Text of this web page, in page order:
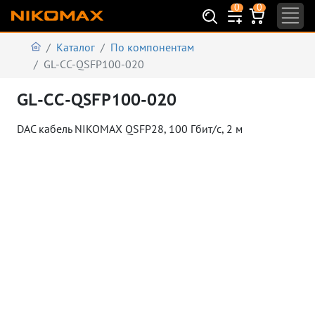
0 0
Каталог
По компонентам
GL-CC-QSFP100-020
GL-CC-QSFP100-020
DAC кабель NIKOMAX QSFP28, 100 Гбит/с, 2 м